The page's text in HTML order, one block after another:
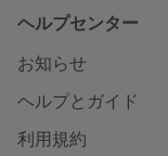
ヘルプセンター
お知らせ
ヘルプとガイド
利用規約